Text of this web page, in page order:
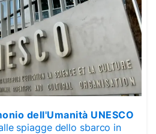
dell'Umanità UNESCO
spiagge dello sbarco in